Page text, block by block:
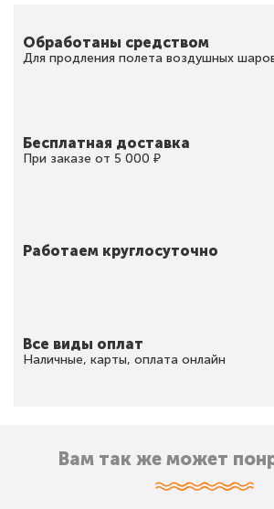
Обработаны средством
Для продления полета воздушных
Бесплатная доставка
При заказе от 5 000 ₽
Работаем круглосуточно
Все виды оплат
Наличные, карты, оплата онлайн
Вам так же может